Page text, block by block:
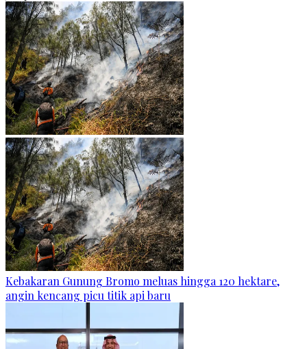
Kebakaran Gunung Bromo meluas hingga 120 hektare,
angin kencang picu titik api baru